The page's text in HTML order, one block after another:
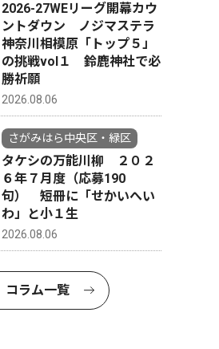
・緑区 2026.08.06
品！考古市宝
2026-27WEリーグ開幕カウ
ントダウン ノジマステラ
神奈川相模原「トップ５」
の挑戦vol１ 鈴鹿神社で必
勝祈願
2026.08.06
さがみはら中央区・緑区
タケシの万能川柳 ２０２
６年７月度（応募190
句） 短冊に「せかいへい
わ」と小１生
2026.08.06
コラム一覧